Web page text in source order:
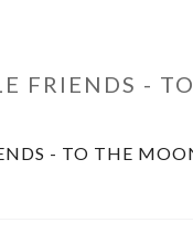
FRIENDS -
- TO THE